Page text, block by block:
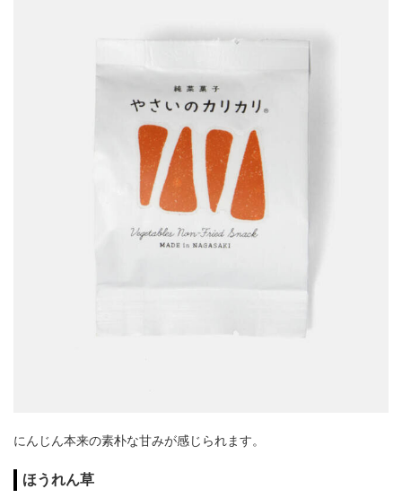
にんじん本来の素朴な甘みが感じられます。
ほうれん草